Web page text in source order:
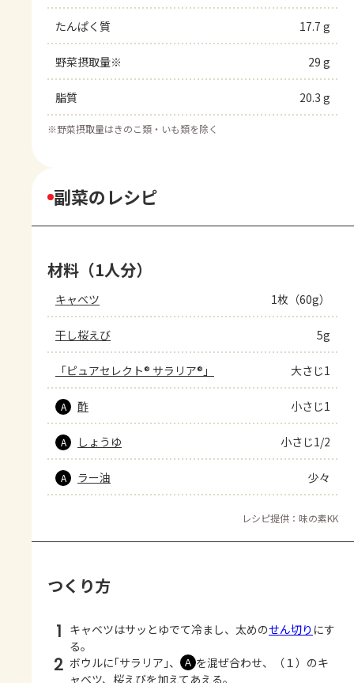
たんぱく質 17.7 g
野菜摂取量※ 29 g
脂質 20.3 g
※野菜摂取量はきのこ類・いも類を除く
副菜のレシピ
材料（1人分）
キャベツ 1枚（60g）
干し桜えび 5g
「ピュアセレクト® サラリア®」 大さじ1
A 酢 小さじ1
A しょうゆ 小さじ1/2
A ラー油 少々
レシピ提供：味の素KK
つくり方
1 キャベツはサッとゆでて冷まし、太めのせん切り にす
る。
2 ボウルに｢サラリア｣、 Ａ を混ぜ合わせ、（１）のキ
ャベツ、桜えびを加えてあえる。